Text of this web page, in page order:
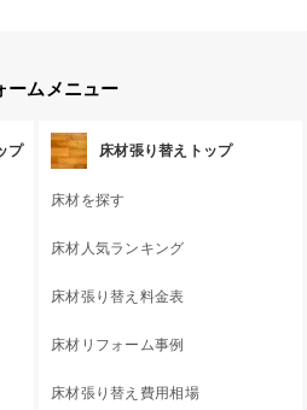
ームメニュー
プ 床材張り替えトップ
床材を探す
床材人気ランキング
床材張り替え料金表
床材リフォーム事例
床材張り替え費用相場